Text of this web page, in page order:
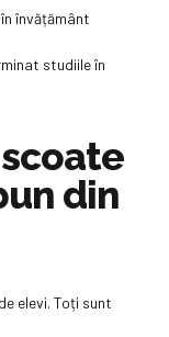
învățământ
studiile în
din
elevi. Toți sunt